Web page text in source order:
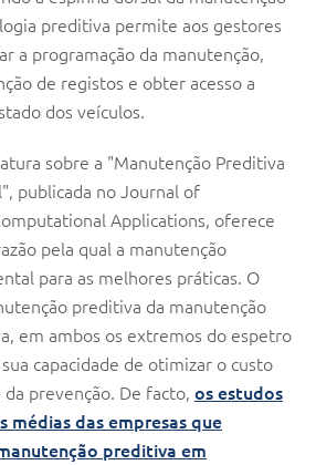
preditiva permite aos gestores
a programação da manutenção,
de registos e obter acesso a
dos veículos.
sobre a "Manutenção Preditiva
publicada no Journal of
Applications, oferece
pela qual a manutenção
para as melhores práticas. O
preditiva da manutenção
em ambos os extremos do espetro
capacidade de otimizar o custo
prevenção. De facto, os estudos
médias das empresas que
preditiva em